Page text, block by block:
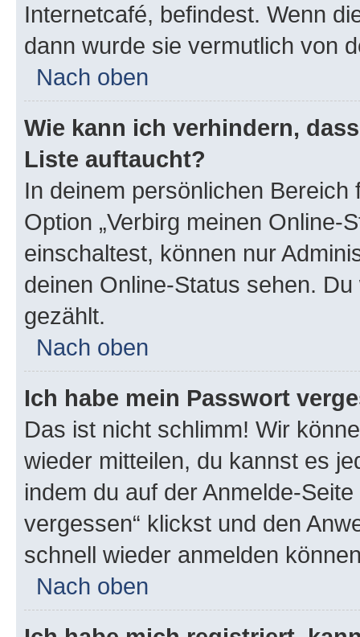
Internetcafé, befindest. Wenn
dann wurde sie vermutlich von
Nach oben
Wie kann ich verhindern,
Liste auftaucht?
In deinem persönlichen
Option „Verbirg meinen Online-
einschaltest, können nur
deinen Online-Status sehen.
gezählt.
Nach oben
Ich habe mein Passwort
Das ist nicht schlimm! Wir
wieder mitteilen, du kannst es
indem du auf der Anmelde-
vergessen“ klickst und den
schnell wieder anmelden
Nach oben